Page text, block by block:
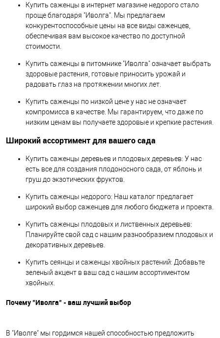
Купить саженцы в интернет магазине недорого стало
проще благодаря "Иволга". Мы предлагаем
конкурентоспособные цены на все виды саженцев,
обеспечивая вам высокое качество по доступной
стоимости.
Купить саженцы в питомнике "Иволга" означает выбрать
здоровые растения, готовые приносить урожай и
радовать глаз на протяжении многих лет.
Купить саженцы по низкой цене у нас не означает
компромисса в качестве. Мы гарантируем, что даже по
низким ценам вы получаете здоровые и крепкие растения.
Широкий ассортимент для вашего сада
Купить саженцы деревьев и плодовых деревьев: У нас
есть все для создания плодоносного сада, от яблонь и
груш до экзотических фруктов.
Купить саженцы недорого: Наш каталог предлагает
широкий выбор саженцев для любого бюджета и проекта.
Купить саженцы плодовых и лиственных деревьев:
Планируйте свой сад с нашим разнообразием плодовых и
декоративных деревьев.
Купить сеянцы и саженцы хвойных растений: Добавьте
зеленый акцент в ваш сад с нашим ассортиментом
хвойных.
Почему "Иволга" - ваш лучший выбор
В "Иволге" мы гордимся нашей способностью предложить